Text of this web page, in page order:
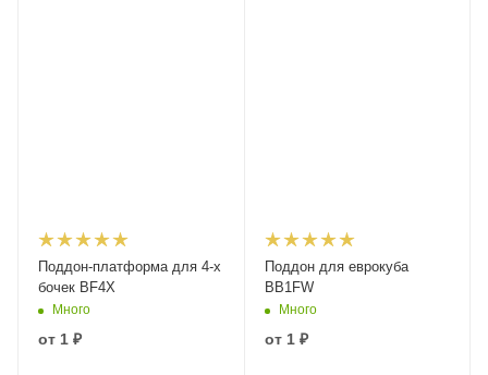
Поддон-платформа для 4-х
бочек BF4X
Много
от 1 ₽
Поддон для еврокуба
BB1FW
Много
от 1 ₽